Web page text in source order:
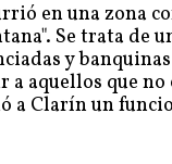
en una zona
Se trata de
y
a aquellos que no
a Clarín un